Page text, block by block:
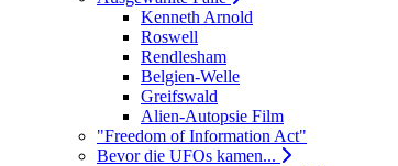
Kenneth Arnold
Roswell
Rendlesham
Belgien-Welle
Greifswald
Alien-Autopsie Film
"Freedom of Information Act"
Bevor die UFOs kamen...